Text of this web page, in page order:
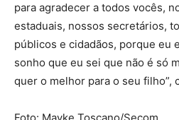
para agradecer a todos vocês,
estaduais, nossos secretários,
públicos e cidadãos, porque eu
sonho que eu sei que não é só
quer o melhor para o seu filho”,